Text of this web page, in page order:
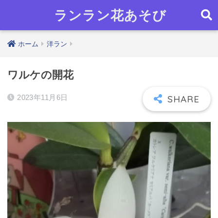
ランラン花あそび
ホーム 洋ラン
ワルケの開花
2023年11月6日